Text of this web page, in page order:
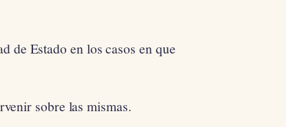
de Estado en los casos en que
sobre las mismas.